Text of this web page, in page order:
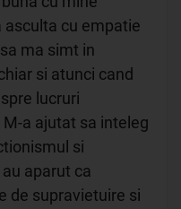
asculta cu empatie
ma simt in
si atunci cand
lucruri
a ajutat sa inteleg
si
aparut ca
de supravietuire si